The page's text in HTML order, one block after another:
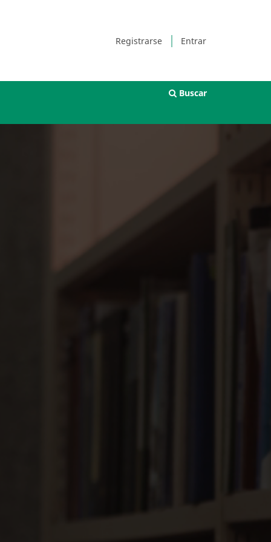
Registrarse Entrar
Buscar